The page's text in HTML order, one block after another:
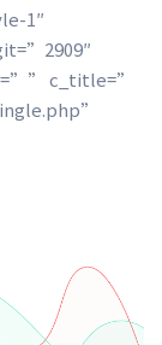
1″
c_title=”